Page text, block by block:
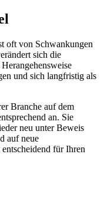
oft von Schwankungen
sich die
und sich langfristig als
Branche auf dem
an. Sie
neu unter Beweis
auf neue
für Ihren